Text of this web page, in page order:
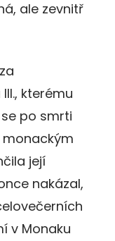
ale zevnitř
kterému
po smrti
její
nakázal,
v Monaku